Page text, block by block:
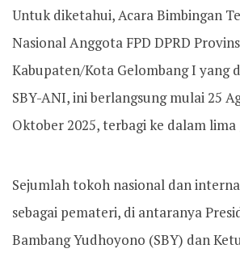
Untuk diketahui, Acara Bimbingan
Nasional Anggota FPD DPRD
Kabupaten/Kota Gelombang I yang
SBY-ANI, ini berlangsung mulai 25
Oktober 2025, terbagi ke dalam lima
Sejumlah tokoh nasional dan
sebagai pemateri, di antaranya
Bambang Yudhoyono (SBY) dan